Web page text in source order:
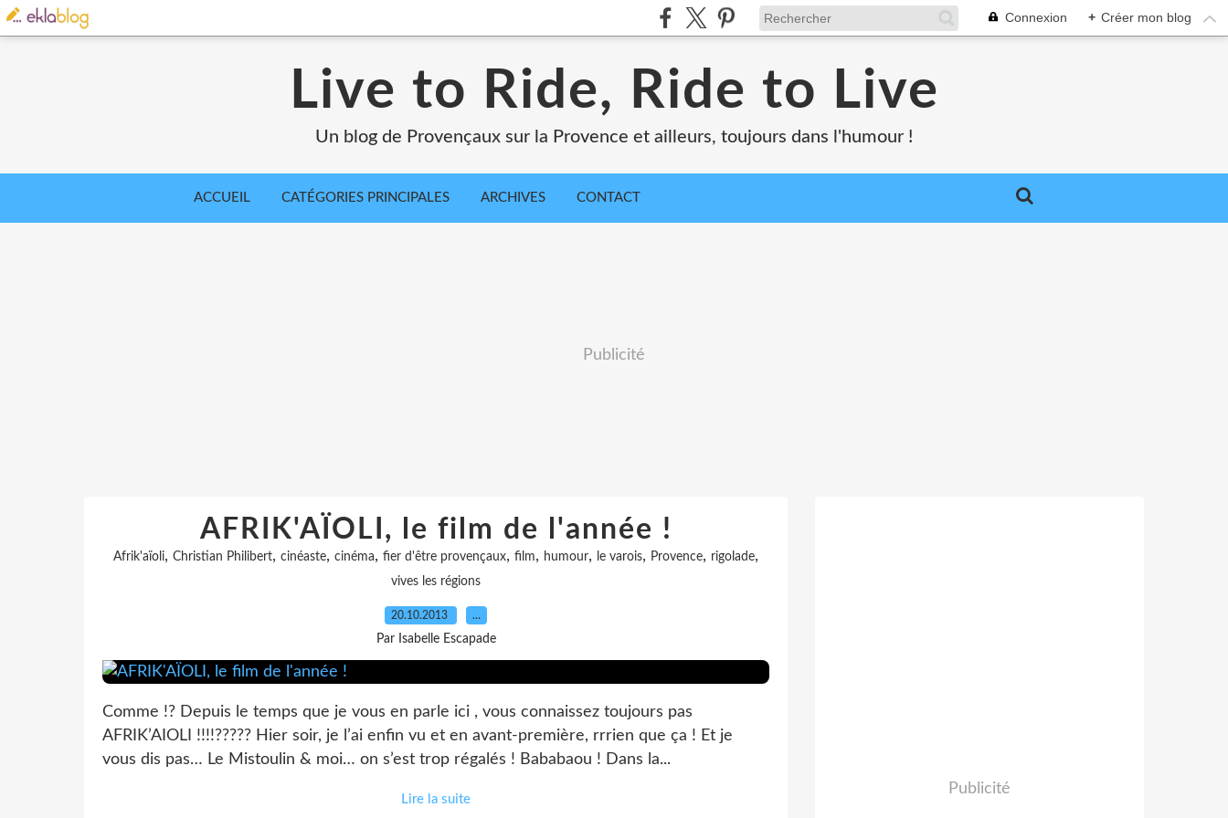
Connexion + Créer mon blog
Live to Ride, Ride to Live
Un blog de Provençaux sur la Provence et ailleurs, toujours dans l'humour !
ACCUEIL CATÉGORIES PRINCIPALES ARCHIVES CONTACT
Publicité
AFRIK'AÏOLI, le film de l'année !
Afrik'aïoli, Christian Philibert, cinéaste, cinéma, fier d'être provençaux, film, humour, le varois, Provence, rigolade,
vives les régions
20.10.2013 …
Par Isabelle Escapade
Comme !? Depuis le temps que je vous en parle ici , vous connaissez toujours pas
AFRIK’AIOLI !!!!????? Hier soir, je l’ai enfin vu et en avant-première, rrrien que ça ! Et je
vous dis pas… Le Mistoulin & moi… on s’est trop régalés ! Bababaou ! Dans la...
Lire la suite
Publicité